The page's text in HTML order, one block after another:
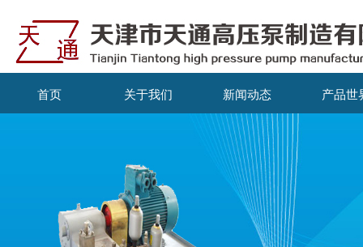
首页 关于我们 新闻动态 产品世